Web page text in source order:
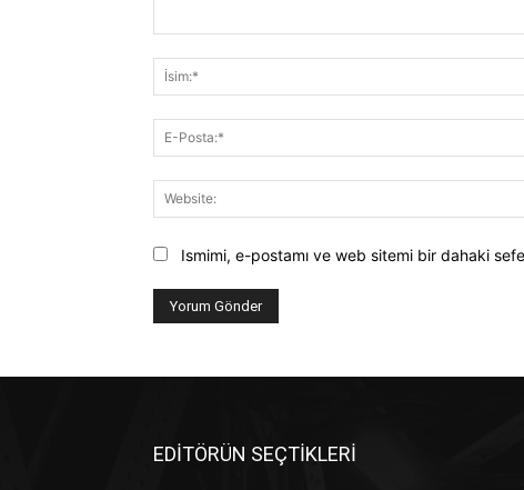
Ismimi, e-postamı ve web sitemi bir dahaki
EDİTÖRÜN SEÇTİKLERİ